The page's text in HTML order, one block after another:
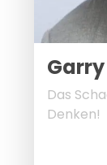
Das
Denken!